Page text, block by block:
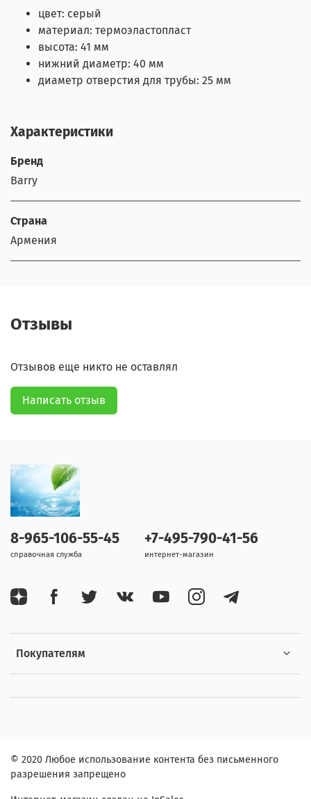
цвет: серый
материал: термоэластопласт
высота: 41 мм
нижний диаметр: 40 мм
диаметр отверстия для трубы: 25 мм
Характеристики
Бренд
Barry
Страна
Армения
Отзывы
Отзывов еще никто не оставлял
Написать отзыв
Покупателям
8-965-106-55-45
справочная служба
+7-495-790-41-56
интернет-магазин
© 2020 Любое использование контента без письменного
разрешения запрещено